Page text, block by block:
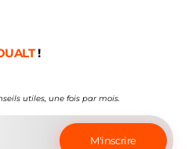
!
utiles, une fois par mois.